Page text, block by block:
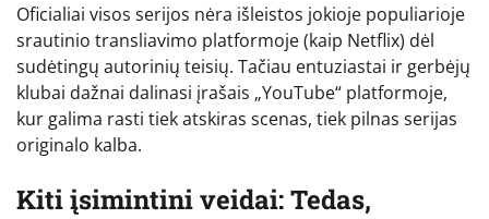
Oficialiai visos serijos nėra išleistos jokioje populiarioje
srautinio transliavimo platformoje (kaip Netflix) dėl
sudėtingų autorinių teisių. Tačiau entuziastai ir gerbėjų
klubai dažnai dalinasi įrašais „YouTube“ platformoje,
kur galima rasti tiek atskiras scenas, tiek pilnas serijas
originalo kalba.
Kiti įsimintini veidai: Tedas,